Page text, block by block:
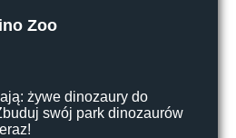
Zoo
żywe dinozaury do
swój park dinozaurów